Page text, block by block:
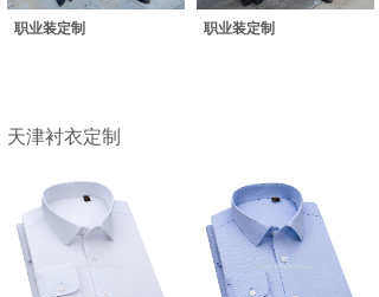
职业装定制 职业装定制
天津衬衣定制
双击此处添加文字
双击此处添加文字